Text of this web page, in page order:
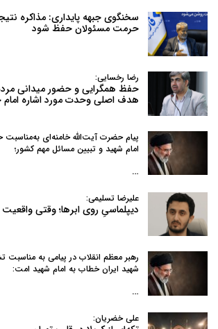
سخنگوی جبهه پایداری: مذاکره
حرمت مسئولان حفظ شود
رضا رخسایی:
حفظ همگرایی و حضور میدانی
هدف اصلی وحدت مورد اشاره امام
پیام حضرت آیت‌الله خامنه‌ای به‌مناسبت
امام شهید و تبیین مسائل مهم کشور؛
…
علیرضا تسلیمی:
دیپلماسیِ روی ابرها؛ وقتی واقعیت
رهبر معظم انقلاب در پیامی به‌ مناسبت
شهید ایران خطاب به امام شهید امت:
…
علی خضریان: